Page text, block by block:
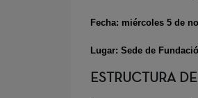
Fecha: miércoles 5 de
Lugar: Sede de
ESTRUCTURA